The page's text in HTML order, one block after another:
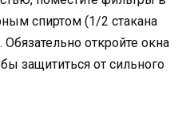
спиртом (1/2 стакана
откройте окна
защититься от сильного